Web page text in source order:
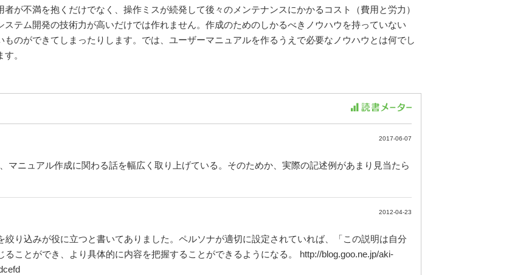
が不満を抱くだけでなく、操作ミスが続発して後々のメンテナンスにかかるコスト（費用と労力）
テム開発の技術力が高いだけでは作れません。作成のためのしかるべきノウハウを持っていない
のができてしまったりします。では、ユーザーマニュアルを作るうえで必要なノウハウとは何でし
。
2017-06-07
マニュアル作成に関わる話を幅広く取り上げている。そのためか、実際の記述例があまり見当たら
2012-04-23
り込みが役に立つと書いてありました。ペルソナが適切に設定されていれば、「この説明は自分
ことができ、より具体的に内容を把握することができるようになる。 http://blog.goo.ne.jp/aki-